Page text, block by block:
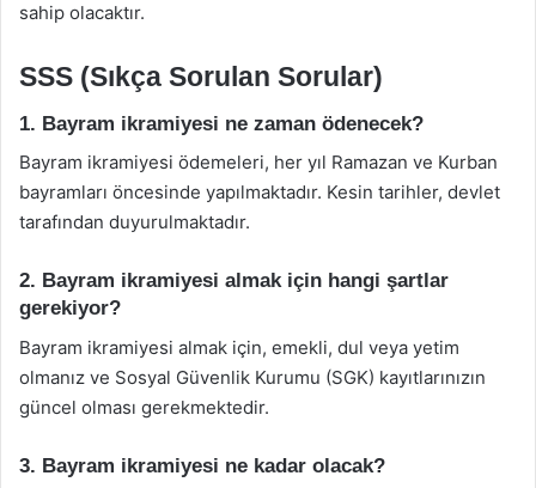
sahip olacaktır.
SSS (Sıkça Sorulan Sorular)
1. Bayram ikramiyesi ne zaman ödenecek?
Bayram ikramiyesi ödemeleri, her yıl Ramazan ve Kurban
bayramları öncesinde yapılmaktadır. Kesin tarihler, devlet
tarafından duyurulmaktadır.
2. Bayram ikramiyesi almak için hangi şartlar
gerekiyor?
Bayram ikramiyesi almak için, emekli, dul veya yetim
olmanız ve Sosyal Güvenlik Kurumu (SGK) kayıtlarınızın
güncel olması gerekmektedir.
3. Bayram ikramiyesi ne kadar olacak?